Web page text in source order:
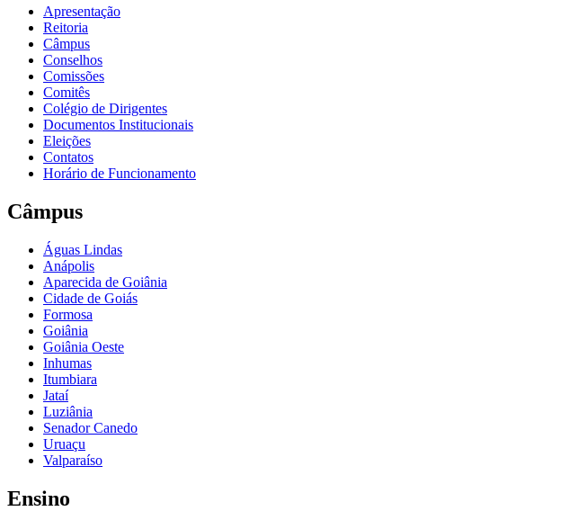
Apresentação
Reitoria
Câmpus
Conselhos
Comissões
Comitês
Colégio de Dirigentes
Documentos Institucionais
Eleições
Contatos
Horário de Funcionamento
Câmpus
Águas Lindas
Anápolis
Aparecida de Goiânia
Cidade de Goiás
Formosa
Goiânia
Goiânia Oeste
Inhumas
Itumbiara
Jataí
Luziânia
Senador Canedo
Uruaçu
Valparaíso
Ensino